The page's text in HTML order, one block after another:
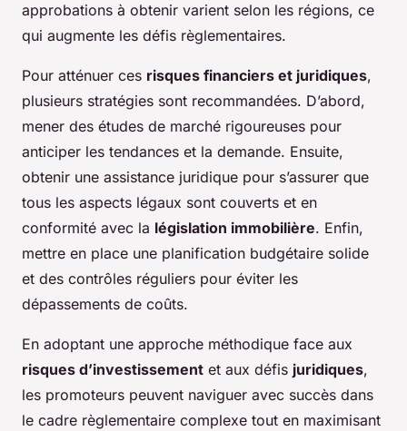
approbations à obtenir varient selon les régions, ce
qui augmente les défis règlementaires.
Pour atténuer ces risques financiers et juridiques,
plusieurs stratégies sont recommandées. D’abord,
mener des études de marché rigoureuses pour
anticiper les tendances et la demande. Ensuite,
obtenir une assistance juridique pour s’assurer que
tous les aspects légaux sont couverts et en
conformité avec la législation immobilière. Enfin,
mettre en place une planification budgétaire solide
et des contrôles réguliers pour éviter les
dépassements de coûts.
En adoptant une approche méthodique face aux
risques d’investissement et aux défis juridiques,
les promoteurs peuvent naviguer avec succès dans
le cadre règlementaire complexe tout en maximisant